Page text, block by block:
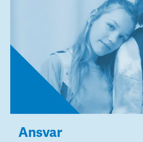
Ansvar